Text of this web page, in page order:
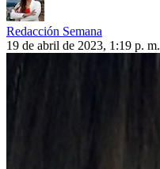
Redacción Semana
19 de abril de 2023, 1:19 p. m.